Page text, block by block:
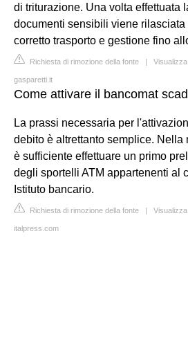
di triturazione. Una volta effettuata
documenti sensibili viene
corretto trasporto e gestione fino
Richiesta di rimozione della fonte |
gasparetti.it
Come attivare il bancomat
La prassi necessaria per
debito è altrettanto semplice. Nella
è sufficiente effettuare un primo
degli sportelli ATM appartenenti al
Istituto bancario.
Richiesta di rimozione della fonte |
italpress.com